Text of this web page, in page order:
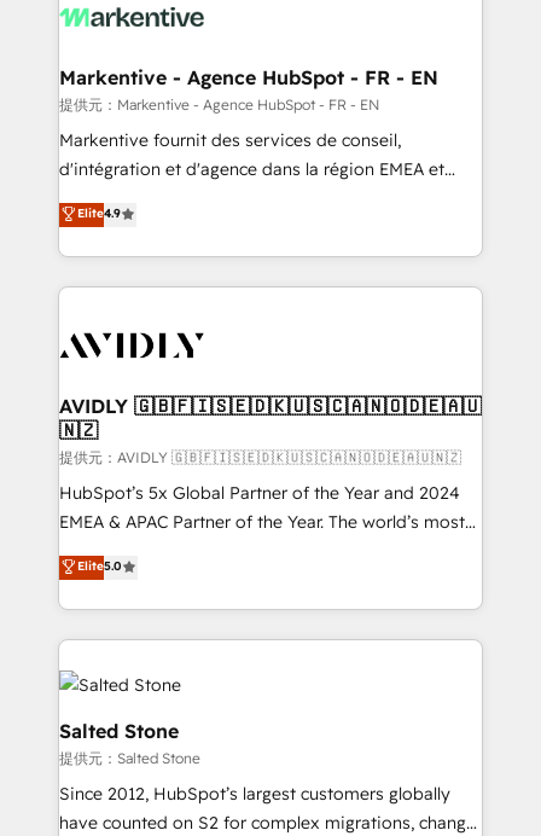
HubSpot大百科 出版 CRM・AI活用に関するご相談、現
せください。
results, fast. ⚙️CRM & RevOps: Align all Hubs to your
🎯Demand Gen & ABM: Drive pipeline with inbound,
ABM, AEO, SEO, & paid media. 👩‍💻Web Design:
Build high-performing websites with UX, messaging,
& conversion strategy that drive results. 🤖AI
AI, & maximize AEO with tailored AI services. 🧩
Integrations: Extend HubSpot with custom
Markentive - Agence HubSpot - FR - EN
提供元：Markentive - Agence HubSpot - FR - EN
Markentive fournit des services de conseil,
d'intégration et d'agence dans la région EMEA et
North America. Avec plus de 115 experts en
marketing automation, Growth, Revops, CRM et
webdesign. Markentive is both a consulting firm, a
digital agency and an integrator. With over 115
CRM and webdesign (We focus on EMEA - USA
Elite4.9
AVIDLY 🇬🇧🇫🇮🇸🇪🇩🇰🇺🇸🇨🇦🇳🇴🇩🇪🇦🇺
🇳🇿
提供元：AVIDLY 🇬🇧🇫🇮🇸🇪🇩🇰🇺🇸🇨🇦🇳🇴🇩🇪🇦🇺🇳🇿
HubSpot’s 5x Global Partner of the Year and 2024
EMEA & APAC Partner of the Year. The world’s most
experienced and fully accredited HubSpot Solutions
Partner. 🚀 With 2,750+ HubSpot projects delivered
and 370+ specialists across EMEA, APAC and NAM,
we de-risk complex CRM programmes and
accelerate ROI across every HubSpot Hub. 🧭 From
multi-region migrations to AI-powered automation,
we turn complexity into clarity, human at global
scale. 🏆 HubSpot’s CEO called us “the partner of the
future.” Others agree it is proof of trust built through
measurable impact.
Elite5.0
Salted Stone
提供元：Salted Stone
Since 2012, HubSpot’s largest customers globally
have counted on S2 for complex migrations, change